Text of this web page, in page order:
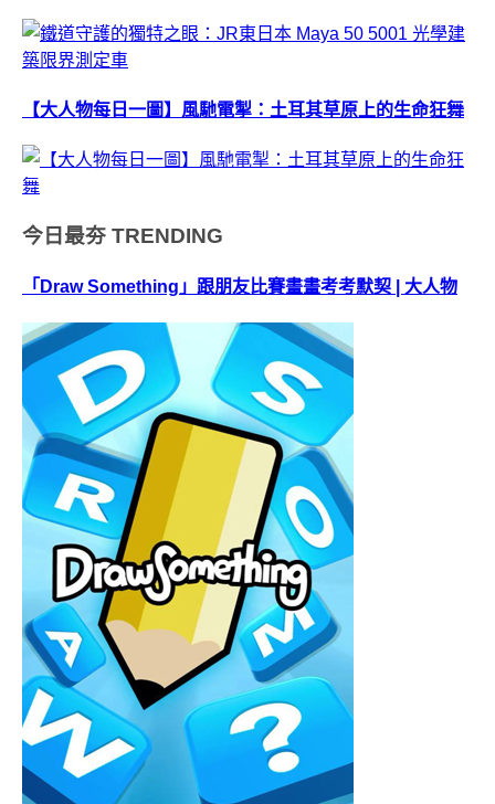
【大人物每日一圖】風馳電掣：土耳其草原上的生命狂舞
今日最夯 TRENDING
「Draw Something」跟朋友比賽畫畫考考默契 | 大人物